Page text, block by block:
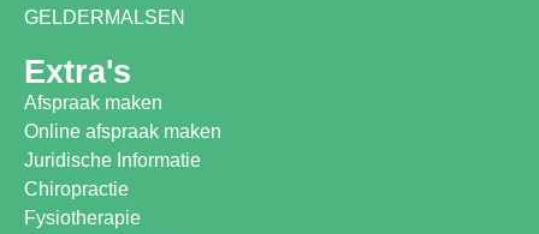
GELDERMALSEN
Extra's
Afspraak maken
Online afspraak maken
Juridische Informatie
Chiropractie
Fysiotherapie